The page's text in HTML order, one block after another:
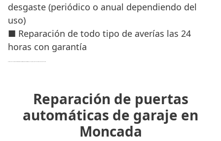
desgaste (periódico o anual dependiendo del
uso)
■ Reparación de todo tipo de averías las 24
horas con garantía
Reparación de puertas
automáticas de garaje en
Moncada